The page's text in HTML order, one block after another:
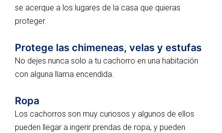
se acerque a los lugares de la casa que quieras
proteger.
Protege las chimeneas, velas y estufas
No dejes nunca solo a tu cachorro en una habitación
con alguna llama encendida.
Ropa
Los cachorros son muy curiosos y algunos de ellos
pueden llegar a ingerir prendas de ropa, y pueden